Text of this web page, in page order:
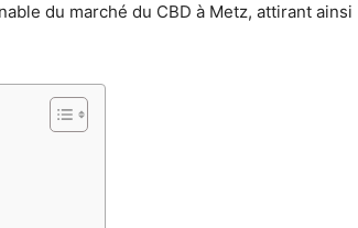
du marché du CBD à Metz, attirant ainsi